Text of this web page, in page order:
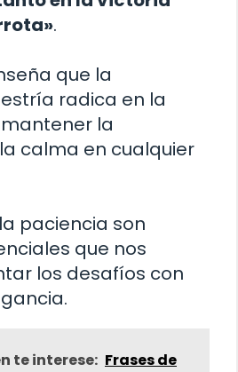
.
que la
radica en la
la
calma en cualquier
paciencia son
que nos
los desafíos con
te interese: Frases de